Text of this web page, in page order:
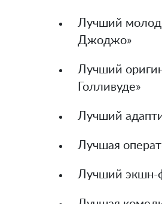
Лучший
Джоджо»
Лучший
Голливуде»
Лучший
Лучшая
Лучший экшн-